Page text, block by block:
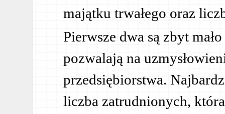
majątku trwałego oraz
Pierwsze dwa są zbyt
pozwalają na
przedsiębiorstwa.
liczba zatrudnionych,